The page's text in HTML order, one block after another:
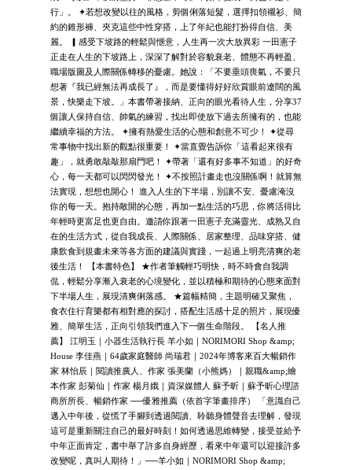
行」。 ✦若想改變以往的風格，剪個俐落短髮，選擇扣領襯衫、簡
約的錐形褲、夾克這些中性穿搭，上了年紀也能打扮得自信、美
麗。 ▎感受下坡路的輕鬆與愜意，人生再一次大放異彩 一田憲子
正走在人生的下坡路上，深深了解對於容貌衰老、體態不再輕盈、
職場版圖及人際關係轉移的憂慮。她說：「不要垂頭喪氣，不要只
想著『我已經無法再成長了』，而是要懂得好好欣賞眼前遼闊的風
景，快樂走下坡。」本書帶著接納、正向的眼光看待人生，分享37
個讓人保持自信、帥氣的練習，找出即使放下過去所擁有的，也能
繼續幸福的方法。 ✦擁有熱愛生活的心態和創意不可少！ ✦從尋
常事物中找出新的觀點很重要！ ✦當直覺告訴你「這看起來很有
趣」，就勇敢敲敲那扇門吧！ ✦帶著「還有好多事不知道」的好奇
心，每一天都可以閃閃發光！ ✦不按照計畫走也沒關係啊！就算無
法實現，想想也開心！ 進入人生的下半場，別讓不安、憂慮淹沒
你的每一天。抱持敞開的心態，再加一點生活的巧思，你將活得比
年輕時更富足也更自由。邀請你跟著一田憲子充滿靈光、成熟又自
在的生活方式，從自我成長、人際關係、居家整理、品味穿搭、健
康飲食到規畫未來等各方面的建議與實踐，一起過上明亮清爽的老
後生活！ 【本書特色】 ★作者筆觸輕巧明快，時不時會自我調
侃，輕鬆分享漸入衰老的心境變化，並以積極和期待的心態來面對
下半場人生，展現清爽俐落感。 ★篇幅精簡，主題明確又聚焦，
食衣住行育樂都有相對應的探討，搭配生活感十足的照片，展現優
雅、簡單生活，正向引領我們進入下一個生命階段。 【名人推
薦】 江明玉｜小器生活執行長 羊小如｜NORIMORI Shop &amp;
House 李佳燕｜64歲家庭醫師 尚瑞君｜2024年博客來百大暢銷作
家 林怡辰｜閱讀推廣人、作家 張美蘭（小熊媽）｜親職&amp;繪
本作家 彭菊仙｜作家 楊月娥｜資深媒體人 蘇予昕｜蘇予昕心理諮
商所所長、暢銷作家 ──優雅推薦（依首字筆畫排序） 「意識自己
邁入中年後，從慌了手腳到透過閱讀、聆聽身體聲音去理解，發現
這可是重新關注自己的最好時刻！如何透過思維轉變，接受並給予
中年正面肯定，書中舉了許多自身經歷，看來中年還可以迎接許多
改變呢，真叫人期待！」──羊小如｜NORIMORI Shop &amp;